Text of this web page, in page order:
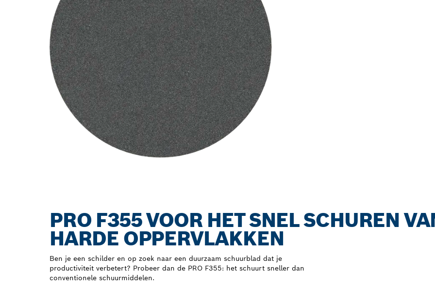
PRO F355 VOOR HET SNEL SCHUREN
HARDE OPPERVLAKKEN
Ben je een schilder en op zoek naar een duurzaam schuurblad dat je
productiviteit verbetert? Probeer dan de PRO F355: het schuurt sneller dan
conventionele schuurmiddelen.